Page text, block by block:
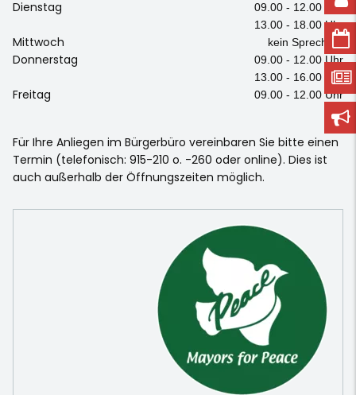
Dienstag
09.00 - 12.00 Uhr
13.00 - 18.00 Uhr
Mittwoch kein Sprechtag
Donnerstag
09.00 - 12.00 Uhr
13.00 - 16.00 Uhr
Freitag 09.00 - 12.00 Uhr
Für Ihre Anliegen im Bürgerbüro vereinbaren Sie bitte einen
Termin (telefonisch: 915-210 o. -260 oder online). Dies ist
auch außerhalb der Öffnungszeiten möglich.